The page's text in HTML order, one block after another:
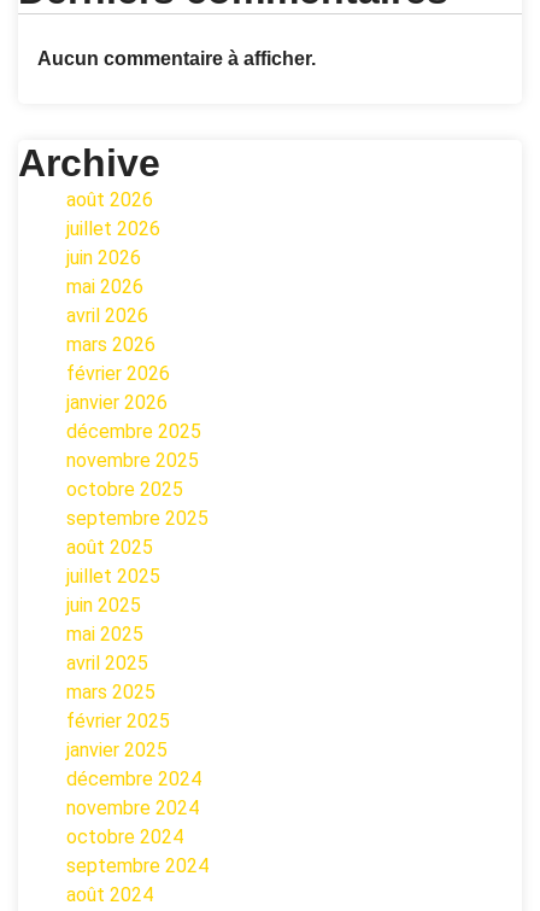
Aucun commentaire à afficher.
Archive
août 2026
juillet 2026
juin 2026
mai 2026
avril 2026
mars 2026
février 2026
janvier 2026
décembre 2025
novembre 2025
octobre 2025
septembre 2025
août 2025
juillet 2025
juin 2025
mai 2025
avril 2025
mars 2025
février 2025
janvier 2025
décembre 2024
novembre 2024
octobre 2024
septembre 2024
août 2024